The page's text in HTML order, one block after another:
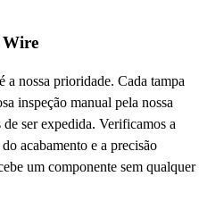
Wire
nossa prioridade. Cada tampa
inspeção manual pela nossa
ser expedida. Verificamos a
acabamento e a precisão
um componente sem qualquer